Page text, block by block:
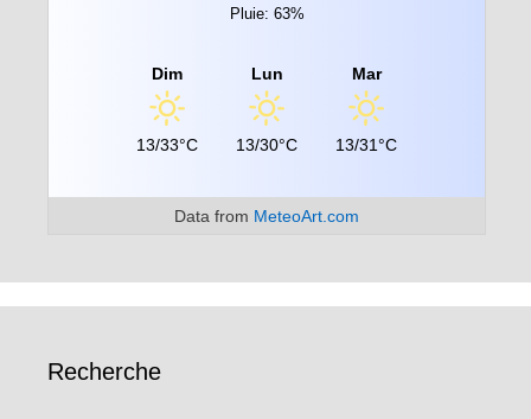
Pluie: 63%
Dim
13/33°C
Lun
13/30°C
Mar
13/31°C
Data from MeteoArt.com
Recherche